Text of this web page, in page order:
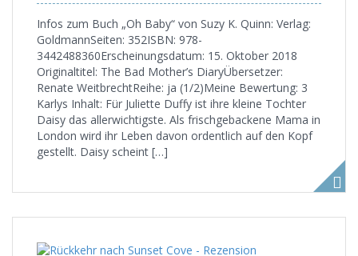
Infos zum Buch „Oh Baby“ von Suzy K. Quinn: Verlag:
GoldmannSeiten: 352ISBN: 978-
3442488360Erscheinungsdatum: 15. Oktober 2018
Originaltitel: The Bad Mother’s DiaryÜbersetzer:
Renate WeitbrechtReihe: ja (1/2)Meine Bewertung: 3
Karlys Inhalt: Für Juliette Duffy ist ihre kleine Tochter
Daisy das allerwichtigste. Als frischgebackene Mama in
London wird ihr Leben davon ordentlich auf den Kopf
gestellt. Daisy scheint […]